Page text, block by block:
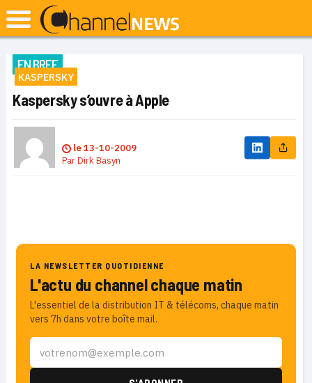
EN BREF
KASPERSKY
Kaspersky s’ouvre à Apple
le13-10-2009
ParDirk Basyn
LA NEWSLETTER QUOTIDIENNE
L'actu du channel chaque matin
L'essentiel de la distribution IT & télécoms, chaque matin
vers 7h dans votre boîte mail.